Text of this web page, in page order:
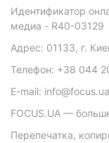
Идентификатор
медиа - R40-03129
Адрес: 01133, г.
Телефон: +38 044
E-mail: info@focus.ua
FOCUS.UA —
Перепечатка,